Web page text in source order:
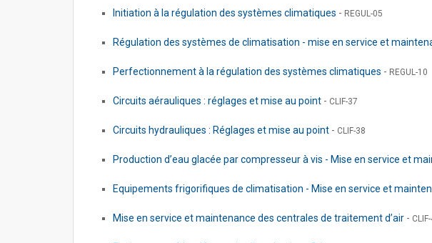
Initiation à la régulation des systèmes climatiques - REGUL-05
Régulation des systèmes de climatisation - mise en service et
Perfectionnement à la régulation des systèmes climatiques - REGUL-10
Circuits aérauliques : réglages et mise au point - CLIF-37
Circuits hydrauliques : Réglages et mise au point - CLIF-38
Production d’eau glacée par compresseur à vis - Mise en service et
Equipements frigorifiques de climatisation - Mise en service et
Mise en service et maintenance des centrales de traitement d’air -